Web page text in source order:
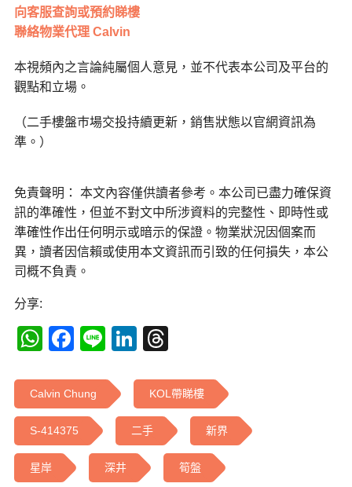
向客服查詢或預約睇樓
聯絡物業代理 Calvin
本視頻內之言論純屬個人意見，並不代表本公司及平台的
觀點和立場。
（二手樓盤巿場交投持續更新，銷售狀態以官網資訊為
準。）
免責聲明： 本文內容僅供讀者參考。本公司已盡力確保資
訊的準確性，但並不對文中所涉資料的完整性、即時性或
準確性作出任何明示或暗示的保證。物業狀況因個案而
異，讀者因信賴或使用本文資訊而引致的任何損失，本公
司概不負責。
分享:
WhatsApp
Facebook
LineLinkedIn
Calvin Chung KOL帶睇樓
S-414375 二手 新界
星岸 深井 筍盤